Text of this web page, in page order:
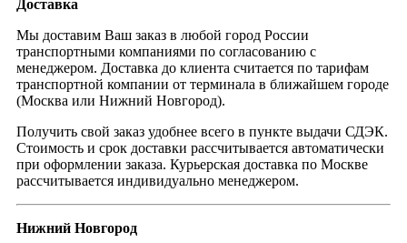
Доставка
Мы доставим Ваш заказ в любой город России
транспортными компаниями по согласованию с
менеджером. Доставка до клиента считается по тарифам
транспортной компании от терминала в ближайшем городе
(Москва или Нижний Новгород).
Получить свой заказ удобнее всего в пункте выдачи СДЭК.
Стоимость и срок доставки рассчитывается автоматически
при оформлении заказа. Курьерская доставка по Москве
рассчитывается индивидуально менеджером.
Нижний Новгород